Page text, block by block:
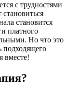
с трудностями
становится
платного
Но что это
подходящего
вместе!